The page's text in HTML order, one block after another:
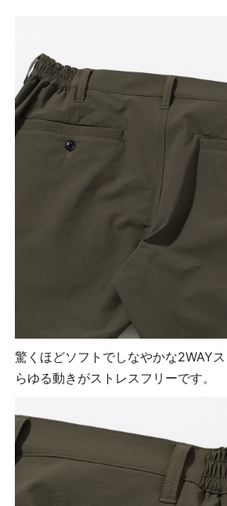
驚くほどソフトでしなやかな2WAY
らゆる動きがストレスフリーです。